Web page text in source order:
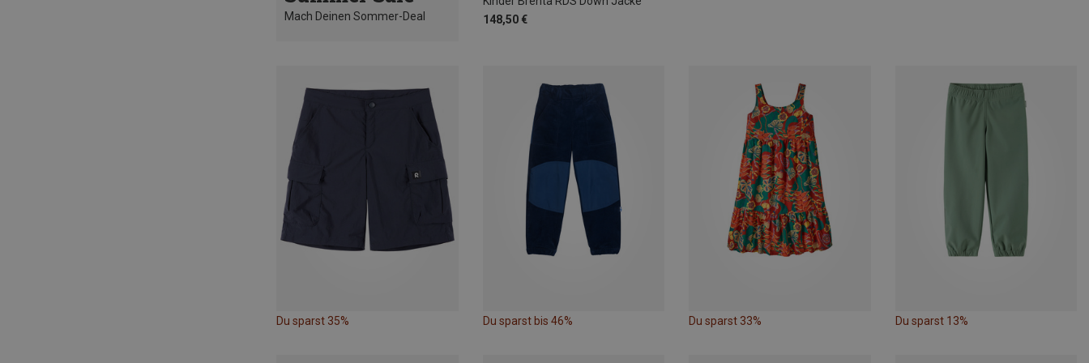
Mach Deinen Sommer-Deal
148,50 €
Du sparst 35% Du sparst bis 46% Du sparst 33% Du sparst 13%